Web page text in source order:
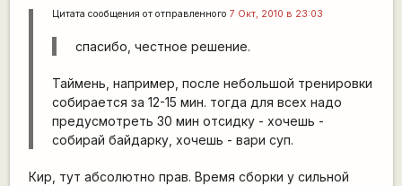
Цитата сообщения от отправленного 7 Окт, 2010 в 23:03
спасибо, честное решение.
Таймень, например, после небольшой тренировки
собирается за 12-15 мин. тогда для всех надо
предусмотреть 30 мин отсидку - хочешь -
собирай байдарку, хочешь - вари суп.
Кир, тут абсолютно прав. Время сборки у сильной